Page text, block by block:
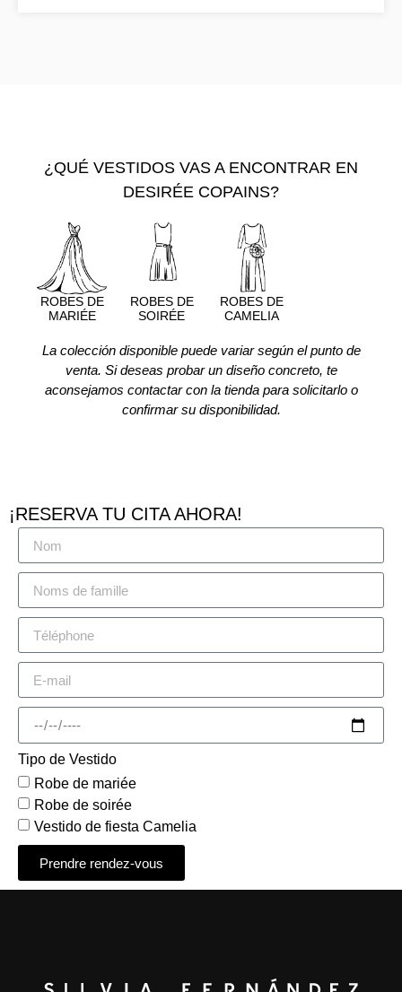
¿QUÉ VESTIDOS VAS A ENCONTRAR EN
DESIRÉE COPAINS?
ROBES DE
MARIÉE
ROBES DE
SOIRÉE
ROBES DE
CAMELIA
La colección disponible puede variar según el punto de
venta. Si deseas probar un diseño concreto, te
aconsejamos contactar con la tienda para solicitarlo o
confirmar su disponibilidad.
¡RESERVA TU CITA AHORA!
Tipo de Vestido
Robe de mariée
Robe de soirée
Vestido de fiesta Camelia
Prendre rendez-vous
Alternative: